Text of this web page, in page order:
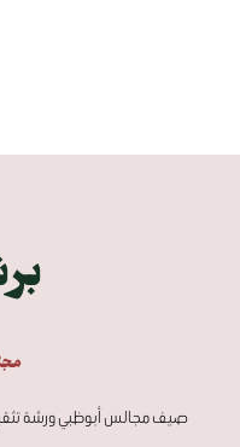
- صيف مجالس أبوظبي ورشة